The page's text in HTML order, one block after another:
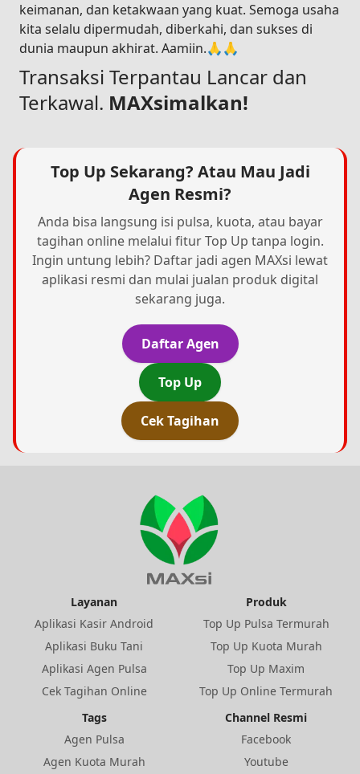
keimanan, dan ketakwaan yang kuat. Semoga usaha
kita selalu dipermudah, diberkahi, dan sukses di
dunia maupun akhirat. Aamiin.🙏🙏
Transaksi Terpantau Lancar dan
Terkawal. MAXsimalkan!
Top Up Sekarang? Atau Mau Jadi
Agen Resmi?
Anda bisa langsung isi pulsa, kuota, atau bayar
tagihan online melalui fitur Top Up tanpa login.
Ingin untung lebih? Daftar jadi agen MAXsi lewat
aplikasi resmi dan mulai jualan produk digital
sekarang juga.
Daftar Agen
Top Up
Cek Tagihan
Layanan
Aplikasi Kasir Android
Aplikasi Buku Tani
Aplikasi Agen Pulsa
Cek Tagihan Online
Produk
Top Up Pulsa Termurah
Top Up Kuota Murah
Top Up Maxim
Top Up Online Termurah
Tags
Agen Pulsa
Agen Kuota Murah
Channel Resmi
Facebook
Youtube